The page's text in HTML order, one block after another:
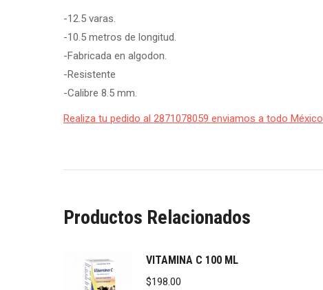
-12.5 varas.
-10.5 metros de longitud.
-Fabricada en algodon.
-Resistente
-Calibre 8.5 mm.
Realiza tu pedido al 2871078059 enviamos a todo México
Productos Relacionados
VITAMINA C 100 ML
$198.00